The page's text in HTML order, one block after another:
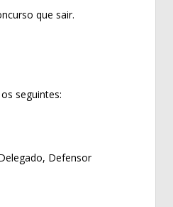
que sair.
seguintes:
Defensor